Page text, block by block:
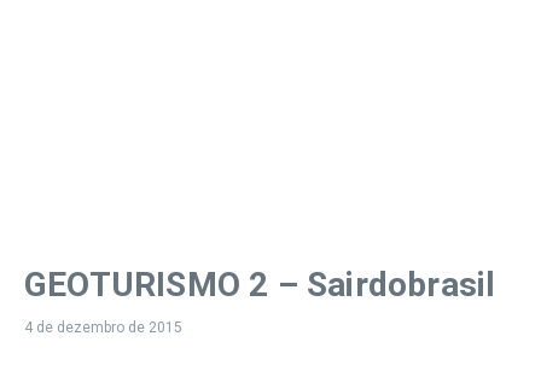
GEOTURISMO 2 – Sairdobrasil
4 de dezembro de 2015